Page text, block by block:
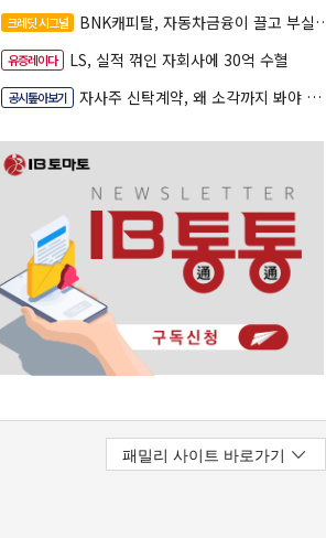
크레딧 시그널 BNK캐피탈, 자동차금융이 끌고 부실여신이 발목
유증레이다 LS, 실적 꺾인 자회사에 30억 수혈
공시톺아보기 자사주 신탁계약, 왜 소각까지 봐야 할까